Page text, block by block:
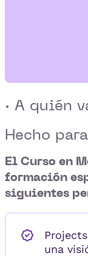
· A quién
Hecho
ElCurso en
formación
siguientes
una